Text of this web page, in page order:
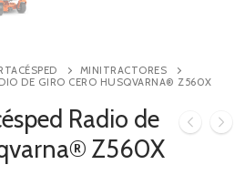
MINITRACTORES
DE GIRO CERO HUSQVARNA® Z560X
Radio de
Z560X